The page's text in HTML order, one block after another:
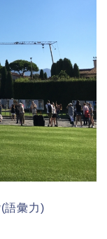
語彙力)